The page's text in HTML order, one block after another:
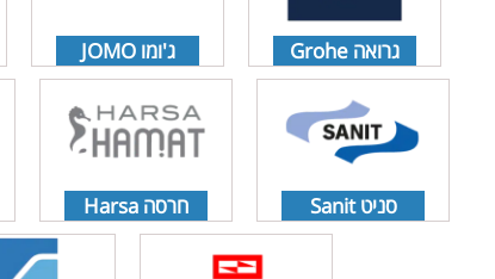
גרואה Grohe ג'ומו JOMO
סניט Sanit חרסה Harsa